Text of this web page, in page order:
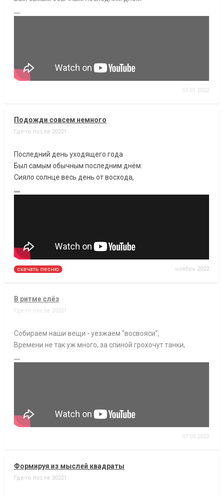
07.01.2022
Подожди совсем немного
Где-то после 20221
Последний день уходящего года
Был самым обычным последним днём:
Сияло солнце весь день от восхода,
скачать песню ноябрь 2022
В ритме слёз
Где-то после 20221
Собираем наши вещи - уезжаем "восвояси",
Времени не так уж много, за спиной грохочут танки,
07.05.2022
Формируя из мыслей квадраты
Где-то после 20221